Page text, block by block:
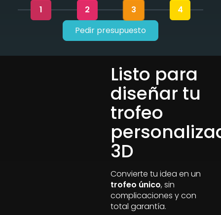
1 2 3
4
Pedir presupuesto
Listo para
diseñar tu
trofeo
3D
Convierte tu idea en un
trofeo único, sin
complicaciones y con
total garantía.